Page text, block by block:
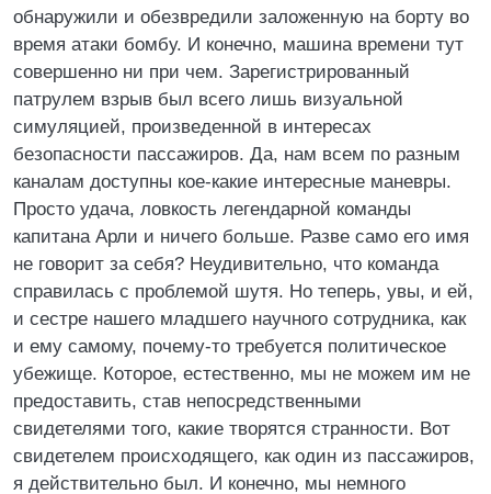
обнаружили и обезвредили заложенную на борту во
время атаки бомбу. И конечно, машина времени тут
совершенно ни при чем. Зарегистрированный
патрулем взрыв был всего лишь визуальной
симуляцией, произведенной в интересах
безопасности пассажиров. Да, нам всем по разным
каналам доступны кое-какие интересные маневры.
Просто удача, ловкость легендарной команды
капитана Арли и ничего больше. Разве само его имя
не говорит за себя? Неудивительно, что команда
справилась с проблемой шутя. Но теперь, увы, и ей,
и сестре нашего младшего научного сотрудника, как
и ему самому, почему-то требуется политическое
убежище. Которое, естественно, мы не можем им не
предоставить, став непосредственными
свидетелями того, какие творятся странности. Вот
свидетелем происходящего, как один из пассажиров,
я действительно был. И конечно, мы немного